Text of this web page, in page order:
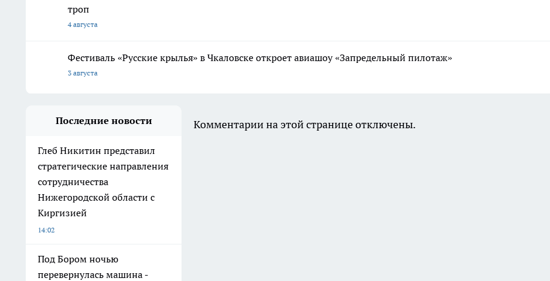
троп
4 августа
Фестиваль «Русские крылья» в Чкаловске откроет авиашоу «Запредельный пилотаж»
3 августа
Последние новости
Глеб Никитин представил
стратегические направления
сотрудничества
Нижегородской области с
Киргизией
14:02
Под Бором ночью
перевернулась машина -
Комментарии на этой странице отключены.